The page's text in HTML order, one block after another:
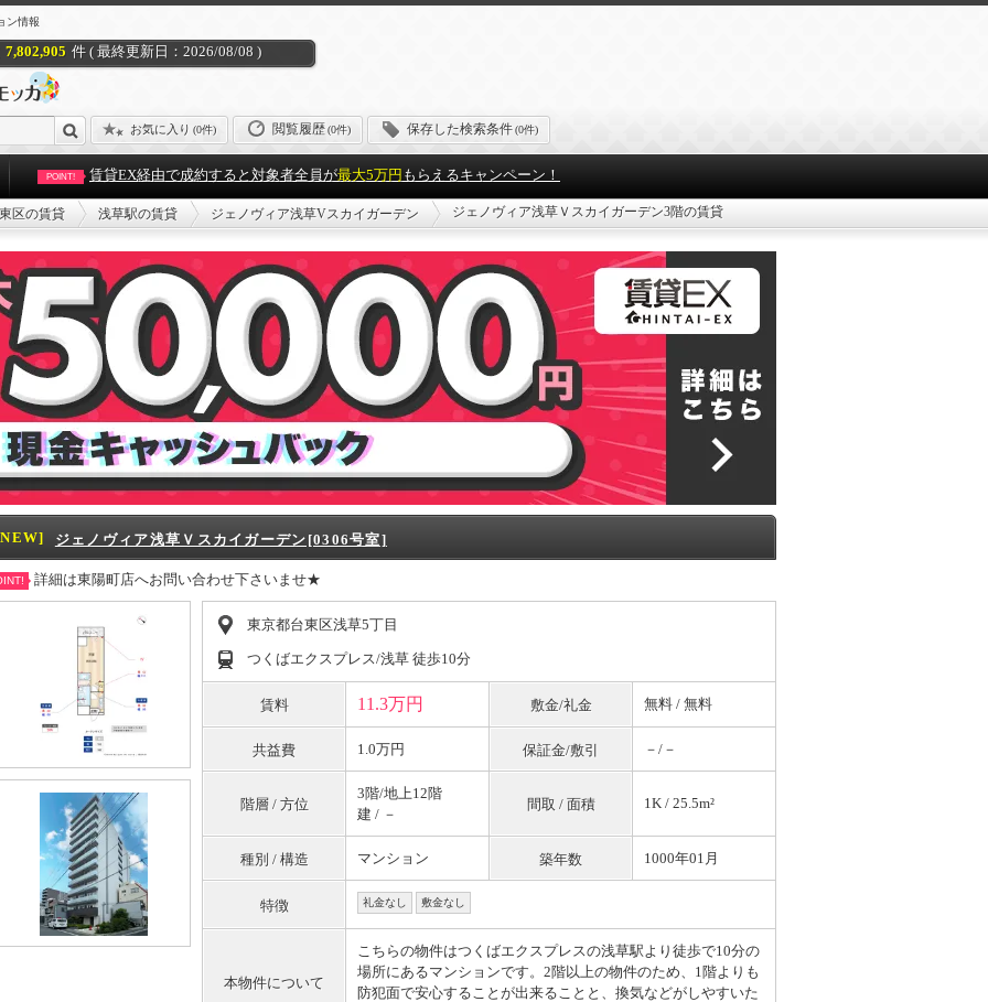
ン情報
7,802,905 件 ( 最終更新日：2026/08/08 )
お気に入り (0件) 閲覧履歴(0件) 保存した検索条件(0件)
POINT! 賃貸EX経由で成約すると対象者全員が最大5万円 もらえるキャンペーン！
区の賃貸 浅草駅の賃貸 ジェノヴィア浅草Vスカイガーデン ジェノヴィア浅草Ｖスカイガーデン3階の賃貸
ジェノヴィア浅草Ｖスカイガーデン[0306号室]
詳細は東陽町店へお問い合わせ下さいませ★
東京都台東区浅草5丁目
つくばエクスプレス/浅草 徒歩10分
賃料 11.3万円 敷金/礼金 無料 / 無料
共益費 1.0万円 保証金/敷引 －/－
階層 / 方位
3階/地上12階
建 / －
間取 / 面積 1K / 25.5m²
種別 / 構造 マンション 築年数 1000年01月
特徴 礼金なし 敷金なし
本物件について
こちらの物件はつくばエクスプレスの浅草駅より徒歩で10分の
場所にあるマンションです。2階以上の物件のため、1階よりも
防犯面で安心することが出来ることと、換気などがしやすいた